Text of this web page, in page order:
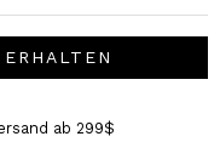
ab 299$